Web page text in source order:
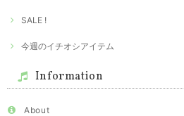
SALE !
今週のイチオシアイテム
Information
About